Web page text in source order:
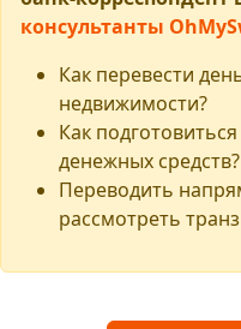
консультанты
Как перевести
недвижимости?
Как
денежных средств?
Переводить
рассмотреть